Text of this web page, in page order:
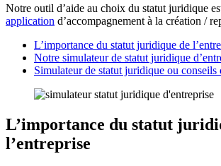
Notre outil d’aide au choix du statut juridique
application d’accompagnement à la création /
L’importance du statut juridique de
Notre simulateur de statut juridique
Simulateur de statut juridique ou conseils
L’importance du statut
l’entreprise